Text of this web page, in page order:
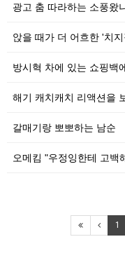
광고 춤 따라하는 소풍왔
앉을 때가 더 어흐한 '치
방시혁 차에 있는 쇼핑백
해기 캐치캐치 리액션을
갈매기랑 뽀뽀하는 남순
오메킴 "우정잉한테 고백
1